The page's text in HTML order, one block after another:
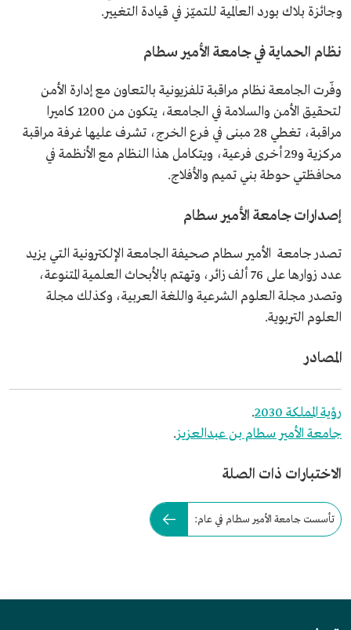
وجائزة بلاك بورد العالمية للتميّز في قيادة التغيير.
نظام الحماية في جامعة الأمير سطام
وفّرت الجامعة نظام مراقبة تلفزيونية بالتعاون مع إدارة الأمن
لتحقيق الأمن والسلامة في الجامعة، يتكون من 1200 كاميرا
مراقبة، تغطي 28 مبنى في فرع الخرج، تشرف عليها غرفة مراقبة
مركزية و29 أخرى فرعية، ويتكامل هذا النظام مع الأنظمة في
محافظتي حوطة بني تميم والأفلاج.
إصدارات جامعة الأمير سطام
تصدر جامعة الأمير سطام صحيفة الجامعة الإلكترونية التي يزيد
عدد زوارها على 76 ألف زائر، وتهتم بالأبحاث العلمية المتنوعة،
وتصدر مجلة العلوم الشرعية واللغة العربية، وكذلك مجلة
العلوم التربوية.
المصادر
رؤية المملكة 2030
.
جامعة الأمير سطام بن عبدالعزيز.
الاختبارات ذات الصلة
تأسست جامعة الأمير سطام في عام: